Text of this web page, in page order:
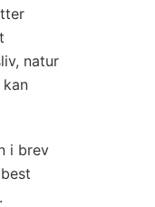
natur
i brev